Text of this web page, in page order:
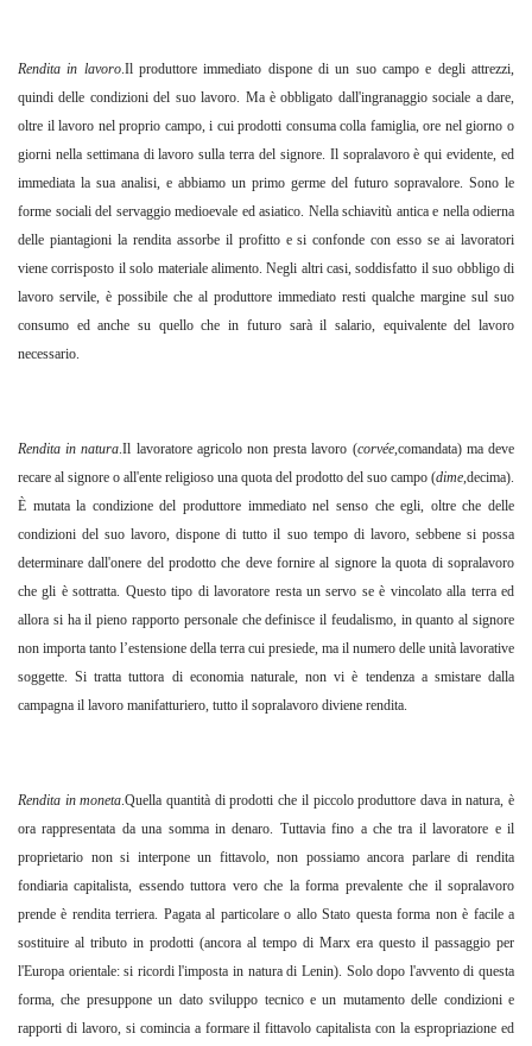
Rendita in lavoro.Il produttore immediato dispone di un suo campo e degli attrezzi,
quindi delle condizioni del suo lavoro. Ma è obbligato dall'ingranaggio sociale a dare,
oltre il lavoro nel proprio campo, i cui prodotti consuma colla famiglia, ore nel giorno o
giorni nella settimana di lavoro sulla terra del signore. Il sopralavoro è qui evidente, ed
immediata la sua analisi, e abbiamo un primo germe del futuro sopravalore. Sono le
forme sociali del servaggio medioevale ed asiatico. Nella schiavitù antica e nella odierna
delle piantagioni la rendita assorbe il profitto e si confonde con esso se ai lavoratori
viene corrisposto il solo materiale alimento. Negli altri casi, soddisfatto il suo obbligo di
lavoro servile, è possibile che al produttore immediato resti qualche margine sul suo
consumo ed anche su quello che in futuro sarà il salario, equivalente del lavoro
necessario.
Rendita in natura.Il lavoratore agricolo non presta lavoro (corvée,comandata) ma deve
recare al signore o all'ente religioso una quota del prodotto del suo campo (dime,decima).
È mutata la condizione del produttore immediato nel senso che egli, oltre che delle
condizioni del suo lavoro, dispone di tutto il suo tempo di lavoro, sebbene si possa
determinare dall'onere del prodotto che deve fornire al signore la quota di sopralavoro
che gli è sottratta. Questo tipo di lavoratore resta un servo se è vincolato alla terra ed
allora si ha il pieno rapporto personale che definisce il feudalismo, in quanto al signore
non importa tanto l’estensione della terra cui presiede, ma il numero delle unità lavorative
soggette. Si tratta tuttora di economia naturale, non vi è tendenza a smistare dalla
campagna il lavoro manifatturiero, tutto il sopralavoro diviene rendita.
Rendita in moneta.Quella quantità di prodotti che il piccolo produttore dava in natura, è
ora rappresentata da una somma in denaro. Tuttavia fino a che tra il lavoratore e il
proprietario non si interpone un fittavolo, non possiamo ancora parlare di rendita
fondiaria capitalista, essendo tuttora vero che la forma prevalente che il sopralavoro
prende è rendita terriera. Pagata al particolare o allo Stato questa forma non è facile a
sostituire al tributo in prodotti (ancora al tempo di Marx era questo il passaggio per
l'Europa orientale: si ricordi l'imposta in natura di Lenin). Solo dopo l'avvento di questa
forma, che presuppone un dato sviluppo tecnico e un mutamento delle condizioni e
rapporti di lavoro, si comincia a formare il fittavolo capitalista con la espropriazione ed